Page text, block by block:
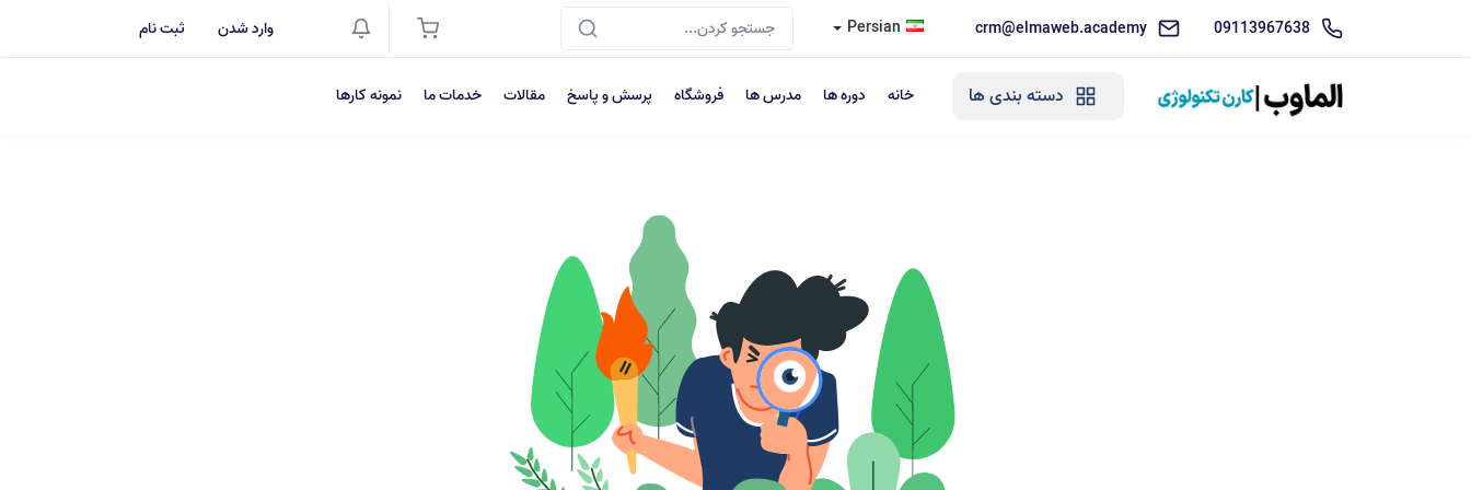
09113967638
crm@elmaweb.academy
Persian وارد شدن ثبت نام
دسته بندی ها خانه دوره ها مدرس ها فروشگاه پرسش و پاسخ مقالات خدمات ما نمونه کارها